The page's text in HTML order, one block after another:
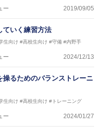
ー 2019/09/05
ていく練習方法
生向け #高校生向け #守備 #内野手
ー 2024/12/13
操るためのバランストレーニ
生向け #高校生向け #トレーニング
ー 2024/01/27